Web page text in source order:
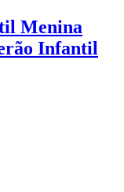
Menina
Infantil